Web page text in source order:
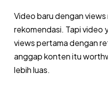
Video baru dengan
rekomendasi. Tapi
views pertama dengan
anggap konten itu
lebih luas.